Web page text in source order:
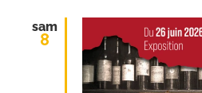
date.
sam
8